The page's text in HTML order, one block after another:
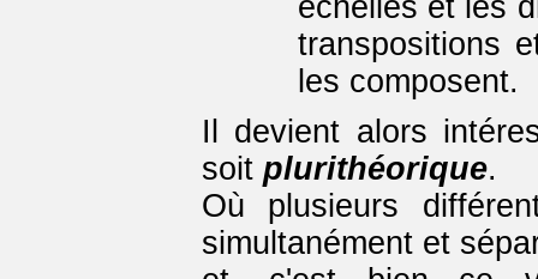
transpositions
les composent.
Il devient alors
soit plurithéorique.
Où plusieurs
simultanément et